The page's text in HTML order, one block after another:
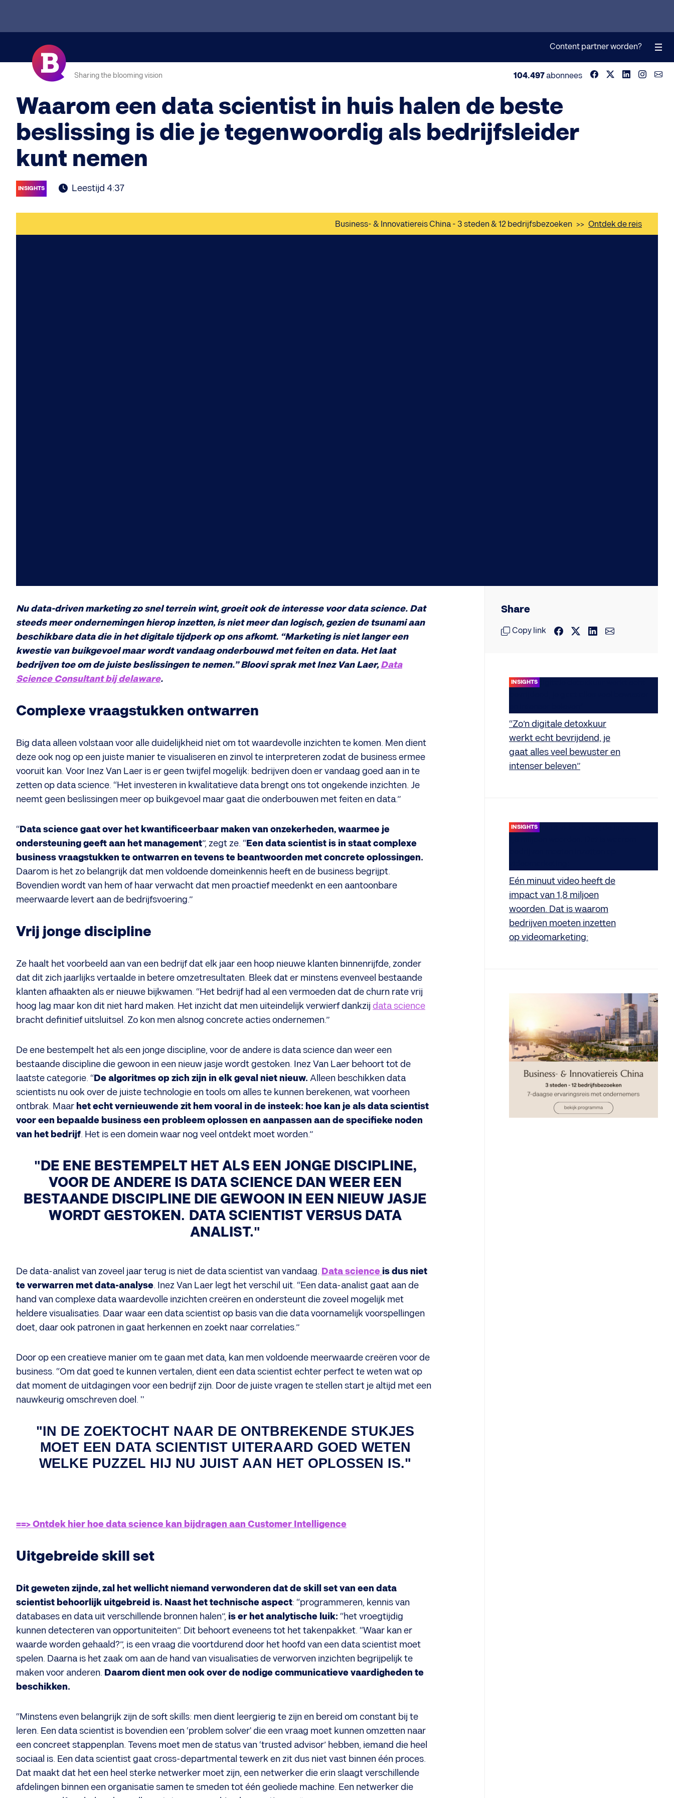
Content partner worden?
Sharing the blooming vision 104.497 abonnees
Waarom een data scientist in huis halen de beste
beslissing is die je tegenwoordig als bedrijfsleider
kunt nemen
INSIGHTS Leestijd 4:37
Business- & Innovatiereis China - 3 steden & 12 bedrijfsbezoeken >> Ontdek de reis
Nu data-driven marketing zo snel terrein wint, groeit ook de interesse voor data science. Dat
steeds meer ondernemingen hierop inzetten, is niet meer dan logisch, gezien de tsunami aan
beschikbare data die in het digitale tijdperk op ons afkomt. “Marketing is niet langer een
kwestie van buikgevoel maar wordt vandaag onderbouwd met feiten en data. Het laat
bedrijven toe om de juiste beslissingen te nemen.” Bloovi sprak met Inez Van Laer,Data
Science Consultant bij delaware.
Complexe vraagstukken ontwarren
Big data alleen volstaan voor alle duidelijkheid niet om tot waardevolle inzichten te komen. Men dient
deze ook nog op een juiste manier te visualiseren en zinvol te interpreteren zodat de business ermee
vooruit kan. Voor Inez Van Laer is er geen twijfel mogelijk: bedrijven doen er vandaag goed aan in te
zetten op data science. “Het investeren in kwalitatieve data brengt ons tot ongekende inzichten. Je
neemt geen beslissingen meer op buikgevoel maar gaat die onderbouwen met feiten en data.”
“Data science gaat over het kwantificeerbaar maken van onzekerheden, waarmee je
ondersteuning geeft aan het management”, zegt ze. “Een data scientist is in staat complexe
business vraagstukken te ontwarren en tevens te beantwoorden met concrete oplossingen.
Daarom is het zo belangrijk dat men voldoende domeinkennis heeft en de business begrijpt.
Bovendien wordt van hem of haar verwacht dat men proactief meedenkt en een aantoonbare
meerwaarde levert aan de bedrijfsvoering.”
Vrij jonge discipline
Ze haalt het voorbeeld aan van een bedrijf dat elk jaar een hoop nieuwe klanten binnenrijfde, zonder
dat dit zich jaarlijks vertaalde in betere omzetresultaten. Bleek dat er minstens evenveel bestaande
klanten afhaakten als er nieuwe bijkwamen. “Het bedrijf had al een vermoeden dat de churn rate vrij
hoog lag maar kon dit niet hard maken. Het inzicht dat men uiteindelijk verwierf dankzij data science
bracht definitief uitsluitsel. Zo kon men alsnog concrete acties ondernemen.”
De ene bestempelt het als een jonge discipline, voor de andere is data science dan weer een
bestaande discipline die gewoon in een nieuw jasje wordt gestoken. Inez Van Laer behoort tot de
laatste categorie. “De algoritmes op zich zijn in elk geval niet nieuw. Alleen beschikken data
scientists nu ook over de juiste technologie en tools om alles te kunnen berekenen, wat voorheen
ontbrak. Maar het echt vernieuwende zit hem vooral in de insteek: hoe kan je als data scientist
voor een bepaalde business een probleem oplossen en aanpassen aan de specifieke noden
van het bedrijf. Het is een domein waar nog veel ontdekt moet worden.”
"DE ENE BESTEMPELT HET ALS EEN JONGE DISCIPLINE,
VOOR DE ANDERE IS DATA SCIENCE DAN WEER EEN
BESTAANDE DISCIPLINE DIE GEWOON IN EEN NIEUW JASJE
WORDT GESTOKEN. DATA SCIENTIST VERSUS DATA
ANALIST."
De data-analist van zoveel jaar terug is niet de data scientist van vandaag. Data science is dus niet
te verwarren met data-analyse. Inez Van Laer legt het verschil uit. “Een data-analist gaat aan de
hand van complexe data waardevolle inzichten creëren en ondersteunt die zoveel mogelijk met
heldere visualisaties. Daar waar een data scientist op basis van die data voornamelijk voorspellingen
doet, daar ook patronen in gaat herkennen en zoekt naar correlaties.”
Door op een creatieve manier om te gaan met data, kan men voldoende meerwaarde creëren voor de
business. “Om dat goed te kunnen vertalen, dient een data scientist echter perfect te weten wat op
dat moment de uitdagingen voor een bedrijf zijn. Door de juiste vragen te stellen start je altijd met een
nauwkeurig omschreven doel. "
"IN DE ZOEKTOCHT NAAR DE ONTBREKENDE STUKJES
MOET EEN DATA SCIENTIST UITERAARD GOED WETEN
WELKE PUZZEL HIJ NU JUIST AAN HET OPLOSSEN IS."
==> Ontdek hier hoe data science kan bijdragen aan Customer Intelligence
Uitgebreide skill set
Dit geweten zijnde, zal het wellicht niemand verwonderen dat de skill set van een data
scientist behoorlijk uitgebreid is. Naast het technische aspect: “programmeren, kennis van
databases en data uit verschillende bronnen halen”, is er het analytische luik: “het vroegtijdig
kunnen detecteren van opportuniteiten”. Dit behoort eveneens tot het takenpakket. “Waar kan er
waarde worden gehaald?”, is een vraag die voortdurend door het hoofd van een data scientist moet
spelen. Daarna is het zaak om aan de hand van visualisaties de verworven inzichten begrijpelijk te
maken voor anderen. Daarom dient men ook over de nodige communicatieve vaardigheden te
beschikken.
“Minstens even belangrijk zijn de soft skills: men dient leergierig te zijn en bereid om constant bij te
leren. Een data scientist is bovendien een ‘problem solver' die een vraag moet kunnen omzetten naar
een concreet stappenplan. Tevens moet men de status van ‘trusted advisor’ hebben, iemand die heel
sociaal is. Een data scientist gaat cross-departmental tewerk en zit dus niet vast binnen één proces.
Dat maakt dat het een heel sterke netwerker moet zijn, een netwerker die erin slaagt verschillende
afdelingen binnen een organisatie samen te smeden tot één geoliede machine. Een netwerker die
Share
Copy link
INSIGHTS
“Zo’n digitale detoxkuur
werkt echt bevrijdend, je
gaat alles veel bewuster en
intenser beleven”
INSIGHTS
Eén minuut video heeft de
impact van 1,8 miljoen
woorden. Dat is waarom
bedrijven moeten inzetten
op videomarketing: